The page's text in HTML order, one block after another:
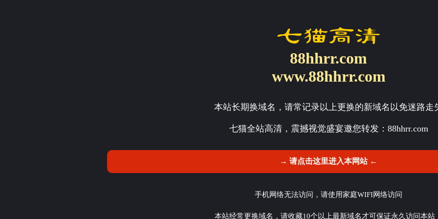
88hhrr.com
www.88hhrr.com
本站长期换域名，请常记录以上更换的新域名以免迷路走
七猫全站高清，震撼视觉盛宴邀您转发： 88hhrr.com
→ 请点击这里进入本网站 ←
手机网络无法访问，请使用家庭WIFI网络访问
本站经常更换域名，请收藏10个以上最新域名才可保证永久访问本站